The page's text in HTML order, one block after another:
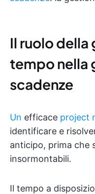
Il ruolo della
tempo nella
scadenze
Un efficace project
identificare e
anticipo, prima che
insormontabili.
Il tempo a